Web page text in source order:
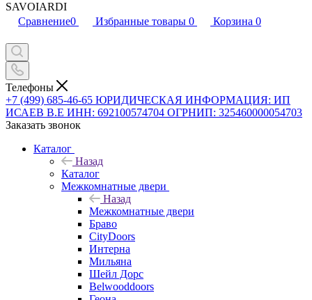
SAVOIARDI
Сравнение0 Избранные товары 0 Корзина 0
Телефоны
+7 (499) 685-46-65 ЮРИДИЧЕСКАЯ ИНФОРМАЦИЯ: ИП
ИСАЕВ В.Е ИНН: 692100574704 ОГРНИП: 325460000054703
Заказать звонок
Каталог
Назад
Каталог
Межкомнатные двери
Назад
Межкомнатные двери
Браво
CityDoors
Интерна
Мильяна
Шейл Дорс
Belwooddoors